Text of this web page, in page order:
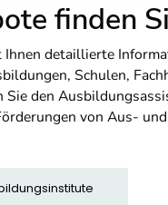
finden
detaillierte
Schulen,
Sie den
von Aus-